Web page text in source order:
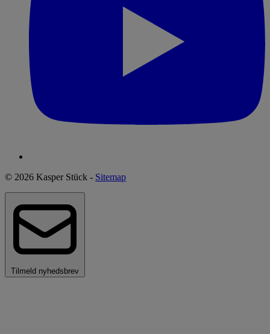
© 2026 Kasper Stück - Sitemap
Tilmeld nyhedsbrev